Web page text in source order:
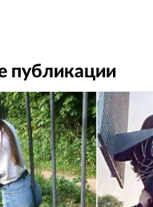
публикации